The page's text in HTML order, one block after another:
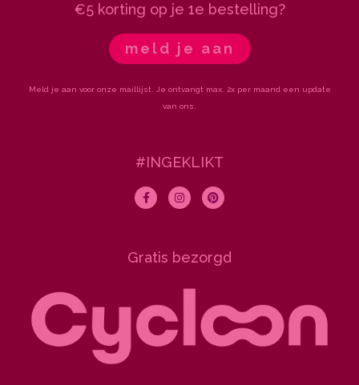
€5 korting op je 1e bestelling?
meld je aan
Meld je aan voor onze maillijst. Je ontvangt max. 2x per maand een update
van ons.
#INGEKLIKT
F
a
o
I
n
r
P
i
e
s
Gratis bezorgd